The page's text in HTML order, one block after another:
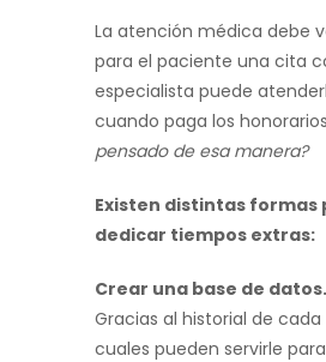
La atención médica debe
para el paciente una cita
especialista puede
cuando paga los
pensado de esa manera?
Existen distintas formas
dedicar tiempos extras:
Crear una base de datos.
Gracias al historial de
cuales pueden servirle